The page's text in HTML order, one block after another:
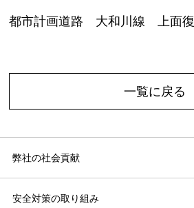
都市計画道路 大和川線 上面
一覧に戻る
弊社の社会貢献
安全対策の取り組み